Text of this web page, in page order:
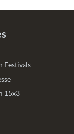
Festivals
15x3